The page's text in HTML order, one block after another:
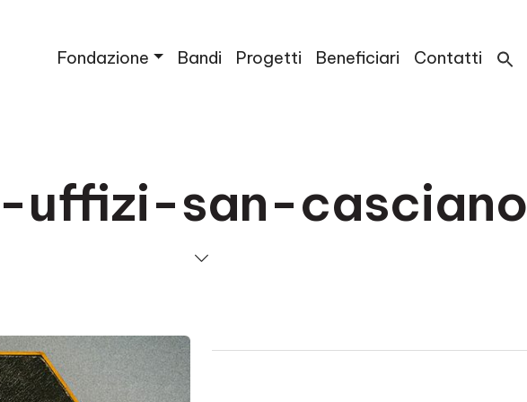
Fondazione Bandi Progetti Beneficiari Contatti
uffizi-san-casciano